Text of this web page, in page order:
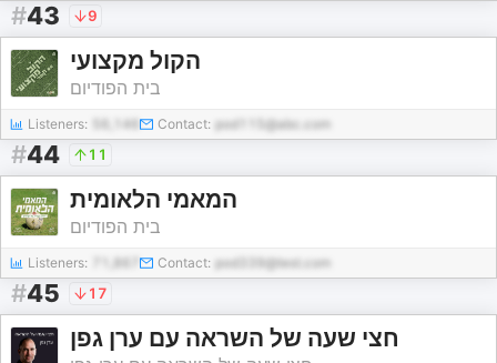
#43 9
הקול מקצועי
בית הפודיום
Listeners: 56,146 Contact: pod115@abc.com
#44 11
המאמי הלאומית
בית הפודיום
Listeners: Contact: pod339@test.com
#45 17
חצי שעה של השראה עם ערן גפן